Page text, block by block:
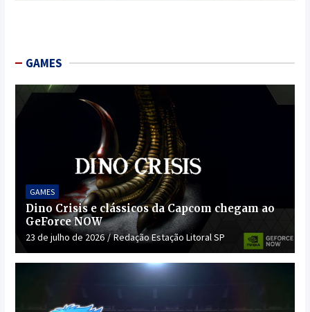
GAMES
GAMES
Dino Crisis e clássicos da Capcom chegam ao
GeForce NOW
23 de julho de 2026 Redação Estação Litoral SP